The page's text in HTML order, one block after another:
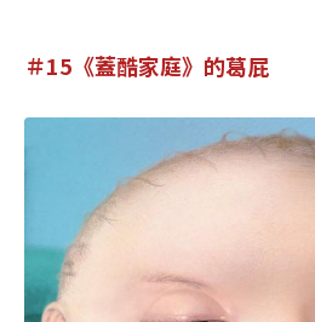
＃15《蓋酷家庭》的葛屁